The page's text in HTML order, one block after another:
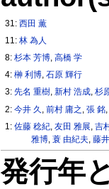
31:西田 薫
11:林 為人
8:杉本 芳博,高橋 学
4:榊 利博,石原 輝行
3:先名 重樹,新村 浩成,杉
2:今井 久 ,前村 庸之 ,張 銘
1:佐藤 稔紀 ,友田 雅展 ,吉
雅博, 蓑 由紀夫 藤
発行年